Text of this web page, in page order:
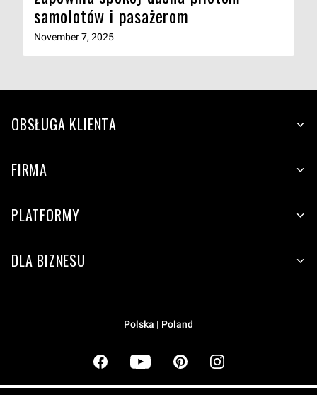
samolotów i pasażerom
November 7, 2025
OBSŁUGA KLIENTA
FIRMA
PLATFORMY
DLA BIZNESU
Polska | Poland